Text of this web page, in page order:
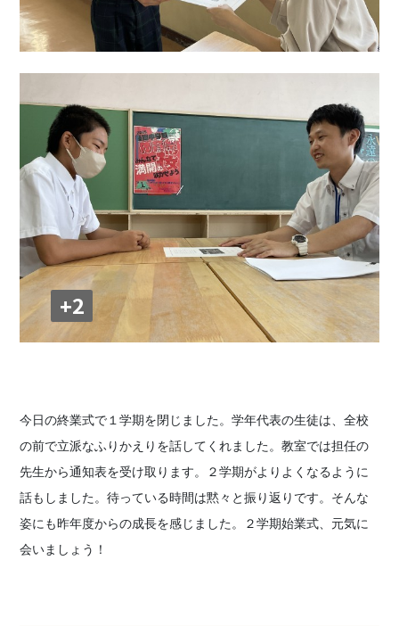
+2
今日の終業式で１学期を閉じました。学年代表の生徒は、全校
の前で立派なふりかえりを話してくれました。教室では担任の
先生から通知表を受け取ります。２学期がよりよくなるように
話もしました。待っている時間は黙々と振り返りです。そんな
姿にも昨年度からの成長を感じました。２学期始業式、元気に
会いましょう！